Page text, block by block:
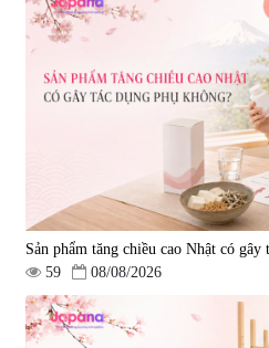
Sản phẩm tăng chiều cao Nhật có gây
59
08/08/2026